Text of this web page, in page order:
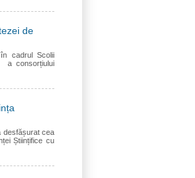
de
cadrul Scolii
a consorțiului
desfășurat cea
Științifice cu